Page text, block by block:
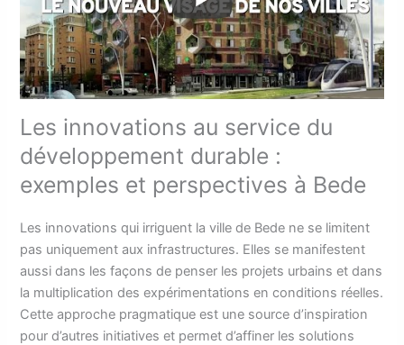
Les innovations au service du
développement durable :
exemples et perspectives à Bede
Les innovations qui irriguent la ville de Bede ne se limitent
pas uniquement aux infrastructures. Elles se manifestent
aussi dans les façons de penser les projets urbains et dans
la multiplication des expérimentations en conditions réelles.
Cette approche pragmatique est une source d’inspiration
pour d’autres initiatives et permet d’affiner les solutions